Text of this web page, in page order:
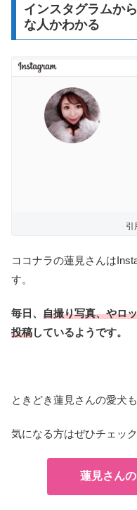
インスタグラムか
な人かわかる
引
ココナラの蓮見さんは
す。
毎日、 自撮り写真、やロ
投稿しているようです。
ときどき蓮見さんの愛犬
気になる方はぜひチェッ
蓮見さん